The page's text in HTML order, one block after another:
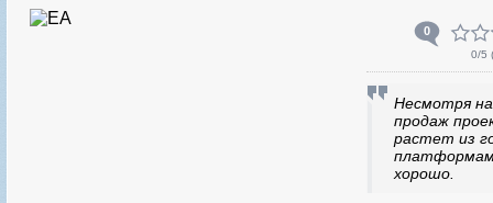
0
0/5 (
Несмотря
продаж
растет из
платформам
хорошо.